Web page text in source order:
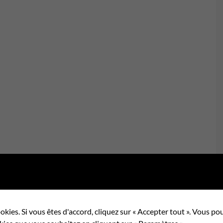
Si vous êtes d'accord, cliquez sur « Accepter tout ». Vous